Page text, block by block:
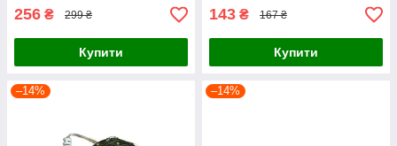
256 ₴ 299 ₴
Купити
143 ₴ 167 ₴
Купити
–14% –14%